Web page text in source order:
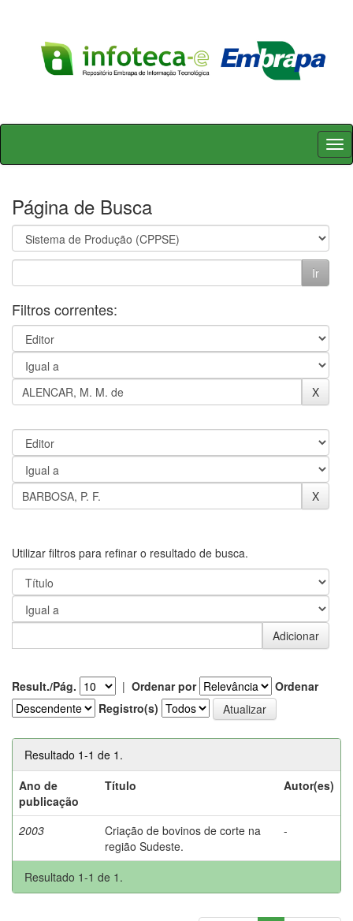
Skip
Página de Busca
Filtros correntes:
Utilizar filtros para refinar o resultado de busca.
Result./Pág. | Ordenar por
Ordenar
Registro(s)
Resultado 1-1 de 1.
Ano de
publicação
Título Autor(es)
2003
Criação de bovinos de corte na
região Sudeste.
-
Resultado 1-1 de 1.